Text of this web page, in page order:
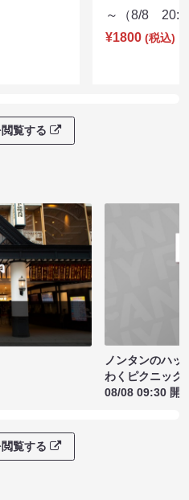
～（8/8
¥1800 (税込)
覧する
ノンタンのハッ
わくピクニック
08/08 09:30 開
覧する